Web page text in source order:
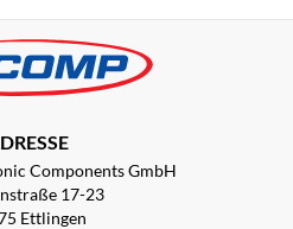
Components GmbH
17-23
Ettlingen